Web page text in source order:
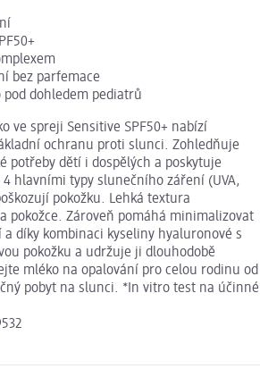
bez parfemace
pod dohledem pediatrů
ve spreji Sensitive SPF50+ nabízí
ochranu proti slunci. Zohledňuje
potřeby dětí i dospělých a poskytuje
hlavními typy slunečního záření (UVA,
pokožku. Lehká textura
pokožce. Zároveň pomáhá minimalizovat
díky kombinaci kyseliny hyaluronové s
pokožku a udržuje ji dlouhodobě
mléko na opalování pro celou rodinu od
pobyt na slunci. *In vitro test na účinné